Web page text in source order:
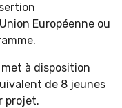
Européenne ou
à disposition
de 8 jeunes
projet.